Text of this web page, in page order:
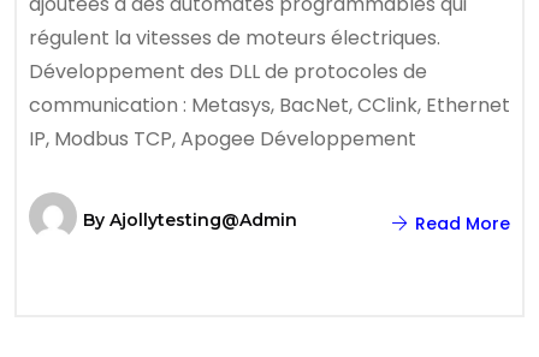
régulent la vitesses de moteurs électriques.
Développement des DLL de protocoles de
communication : Metasys, BacNet, CClink, Ethernet
IP, Modbus TCP, Apogee Développement
By Ajollytesting@admin Read More